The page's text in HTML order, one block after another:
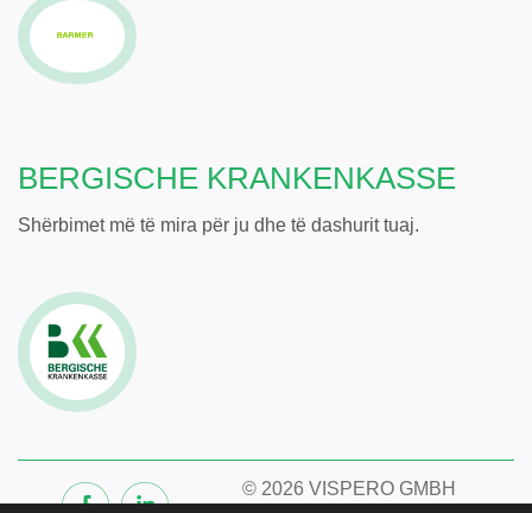
BERGISCHE KRANKENKASSE
Shërbimet më të mira për ju dhe të dashurit tuaj.
© 2026 VISPERO GMBH